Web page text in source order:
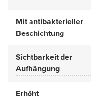
Mit antibakterieller
Beschichtung
Sichtbarkeit der
Aufhängung
Erhöht